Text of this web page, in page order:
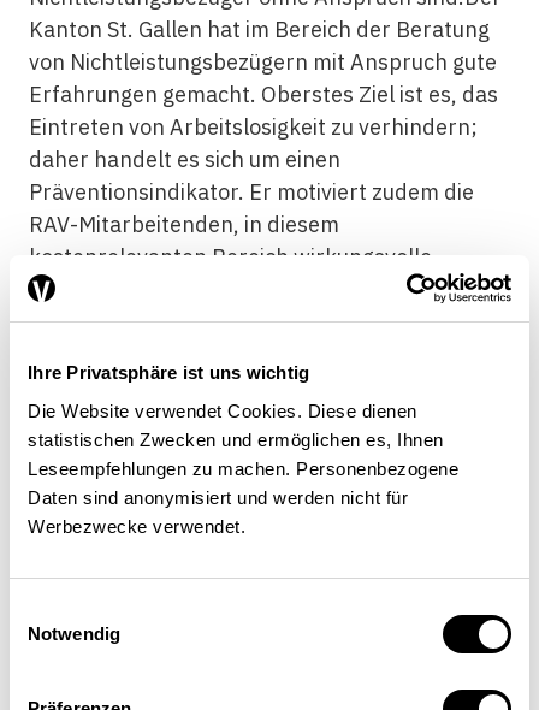
Ihre Privatsphäre ist uns wichtig
Die Website verwendet Cookies. Diese dienen
statistischen Zwecken und ermöglichen es, Ihnen
Leseempfehlungen zu machen. Personenbezogene
Daten sind anonymisiert und werden nicht für
Werbezwecke verwendet.
Notwendig
Kanton St. Gallen hat im Bereich der Beratung
von Nichtleistungsbezügern mit Anspruch gute
Erfahrungen gemacht. Oberstes Ziel ist es, das
Eintreten von Arbeitslosigkeit zu verhindern;
daher handelt es sich um einen
Präventionsindikator. Er motiviert zudem die
RAV-Mitarbeitenden, in diesem
kostenrelevanten Bereich wirkungsvolle
Aktivitäten zu lancieren. Wir unterstützen
deshalb seine Einführung. Auch bei
aufgebauten Kontakte zu Arbeitgebern ein
entscheidender Vertrauensfaktor sind. So kann
nach Ablauf des Konsultationsverfahrens die
Vermittlungsarbeit ohne Verzug aufgenommen
werden. Der befürchtete Fehlanreiz, dass RAV-
beansprucht werden, die ohne die öffentliche
Hand gelöst werden könnten, ist aus unserer
Sicht nicht relevant. Der Markt spielt auch hier.